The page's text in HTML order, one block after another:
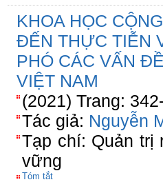
KHOA HỌC
ĐẾN THỰC TIỄN
PHÓ CÁC VẤN
VIỆT NAM
(2021) Trang:
Tác giả: Nguyễn
Tạp chí: Quản trị
vững
Tóm tắt